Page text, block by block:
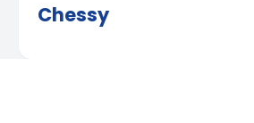
Chessy